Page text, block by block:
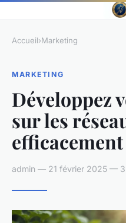
Accueil›Marketing
MARKETING
Développez
sur les
efficacement
admin — 21 février 2025 — 3